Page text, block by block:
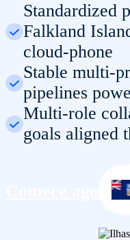
Standardized
Falkland
cloud-phone
Stable multi-
pipelines
Multi-role
goals aligned
Comece agora